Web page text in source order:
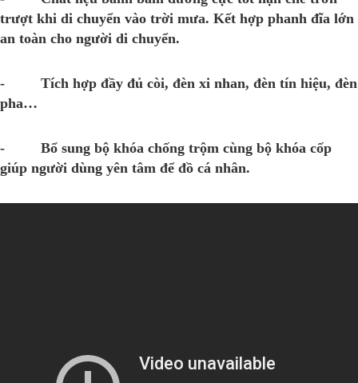
trượt khi di chuyển vào trời mưa. Kết hợp phanh đĩa lớn
an toàn cho người di chuyển.
- Tích hợp đầy đủ còi, đèn xi nhan, đèn tín hiệu, đèn
pha…
- Bổ sung bộ khóa chống trộm cùng bộ khóa cốp
giúp người dùng yên tâm để đồ cá nhân.